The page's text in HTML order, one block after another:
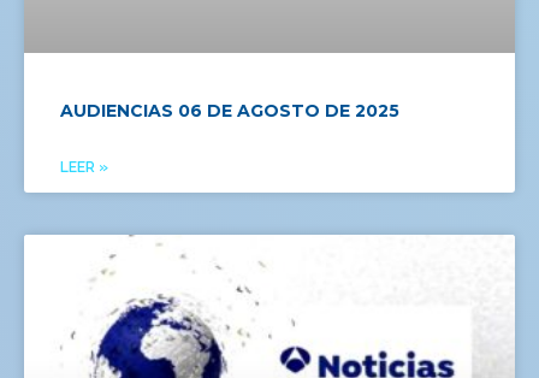
AUDIENCIAS 06 DE AGOSTO DE 2025
LEER »